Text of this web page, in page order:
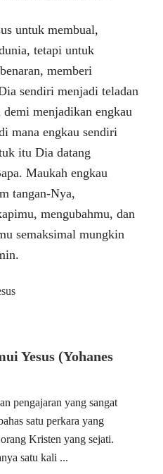
untuk membual,
tetapi untuk
memberi
sendiri menjadi teladan
menjadikan engkau
mana engkau sendiri
itu Dia datang
Maukah engkau
tangan-Nya,
mengubahmu, dan
semaksimal mungkin
Yesus (Yohanes
pengajaran yang sangat
satu perkara yang
Kristen yang sejati.
satu kali ...